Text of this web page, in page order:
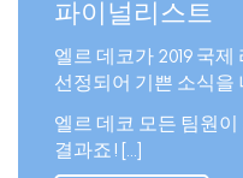
파이널리스트
엘르 데코가 2019 국
선정되어 기쁜 소식을
엘르 데코 모든 팀원
결과죠! [...]